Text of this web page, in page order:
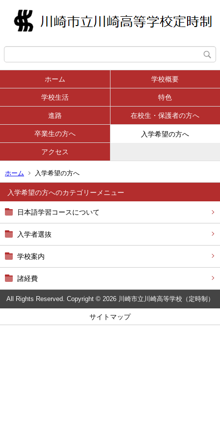
ホーム 学校概要
学校生活 特色
進路 在校生・保護者の方へ
卒業生の方へ 入学希望の方へ
アクセス
ホーム 入学希望の方へ
入学希望の方へ
日本語学習コースについて
入学者選抜
学校案内
諸経費
All Rights Reserved. Copyright © 2026 川崎市立川崎高等学校（定時制）
サイトマップ